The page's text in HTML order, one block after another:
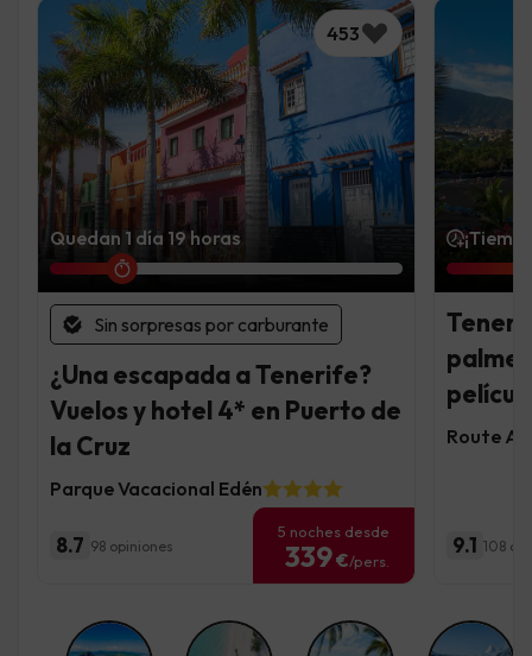
453
Quedan 1 día 19 horas
Sin sorpresas por carburante
¿Una escapada a Tenerife?
Vuelos y hotel 4* en Puerto de
la Cruz
Parque Vacacional Edén
8.7 98 opiniones
5 noches desde
339€/pers.
Route
9.1 108